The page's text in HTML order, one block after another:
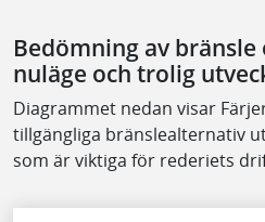
Bedömning av bränsle
nuläge och trolig
Diagrammet nedan visar
tillgängliga bränslealternativ
som är viktiga för rederiets